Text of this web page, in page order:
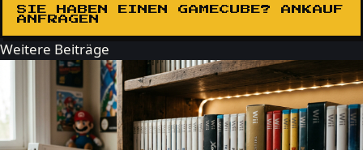
SIE HABEN EINEN GAMECUBE? ANKAUF
ANFRAGEN
Weitere Beiträge